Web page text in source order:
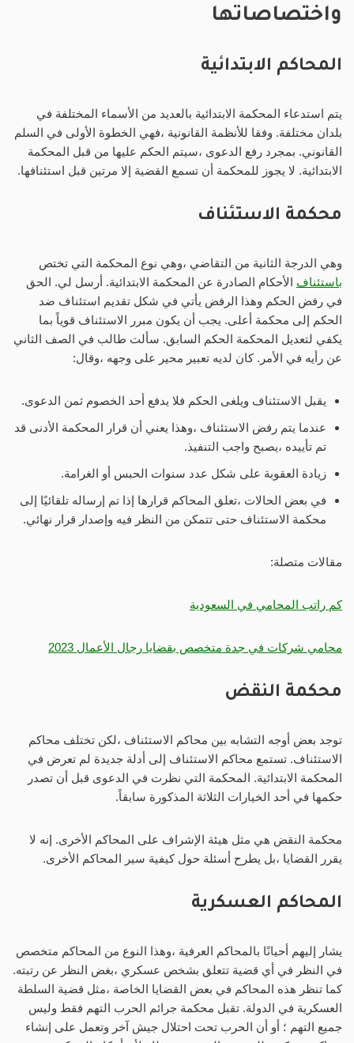
واختصاصاتها
المحاكم الابتدائية
يتم استدعاء المحكمة الابتدائية بالعديد من الأسماء المختلفة في
بلدان مختلفة. وفقا للأنظمة القانونية ،فهي الخطوة الأولى في السلم
القانوني. بمجرد رفع الدعوى ،سيتم الحكم عليها من قبل المحكمة
الابتدائية. لا يجوز للمحكمة أن تسمع القضية إلا مرتين قبل استئنافها.
محكمة الاستئناف
وهي الدرجة الثانية من التقاضي ،وهي نوع المحكمة التي تختص
باستئناف الأحكام الصادرة عن المحكمة الابتدائية. أرسل لي. الحق
في رفض الحكم وهذا الرفض يأتي في شكل تقديم استئناف ضد
الحكم إلى محكمة أعلى. يجب أن يكون مبرر الاستئناف قوياً بما
يكفي لتعديل المحكمة الحكم السابق. سألت طالب في الصف الثاني
عن رأيه في الأمر. كان لديه تعبير محير على وجهه ،وقال:
يقبل الاستئناف ويلغى الحكم فلا يدفع أحد الخصوم ثمن الدعوى.
عندما يتم رفض الاستئناف ،وهذا يعني أن قرار المحكمة الأدنى قد
تم تأييده ،يصبح واجب التنفيذ.
زيادة العقوبة على شكل عدد سنوات الحبس أو الغرامة.
في بعض الحالات ،تعلق المحاكم قرارها إذا تم إرساله تلقائيًا إلى
محكمة الاستئناف حتى تتمكن من النظر فيه وإصدار قرار نهائي.
مقالات متصلة:
كم راتب المحامي في السعودية
محامي شركات في جدة متخصص بقضايا رجال الأعمال 2023
محكمة النقض
توجد بعض أوجه التشابه بين محاكم الاستئناف ،لكن تختلف محاكم
الاستئناف. تستمع محاكم الاستئناف إلى أدلة جديدة لم تعرض في
المحكمة الابتدائية. المحكمة التي نظرت في الدعوى قبل أن تصدر
حكمها في أحد الخيارات الثلاثة المذكورة سابقاً.
محكمة النقض هي مثل هيئة الإشراف على المحاكم الأخرى. إنه لا
يقرر القضايا ،بل يطرح أسئلة حول كيفية سير المحاكم الأخرى.
المحاكم العسكرية
يشار إليهم أحيانًا بالمحاكم العرفية ،وهذا النوع من المحاكم متخصص
في النظر في أي قضية تتعلق بشخص عسكري ،بغض النظر عن رتبته.
كما تنظر هذه المحاكم في بعض القضايا الخاصة ،مثل قضية السلطة
العسكرية في الدولة. تقبل محكمة جرائم الحرب التهم فقط وليس
جميع التهم ؛ أو أن الحرب تحت احتلال جيش آخر وتعمل على إنشاء